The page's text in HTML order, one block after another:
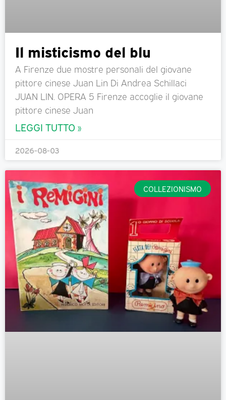
Il misticismo del blu
A Firenze due mostre personali del giovane
pittore cinese Juan Lin Di Andrea Schillaci
JUAN LIN. OPERA 5 Firenze accoglie il giovane
pittore cinese Juan
LEGGI TUTTO »
2026-08-03
COLLEZIONISMO